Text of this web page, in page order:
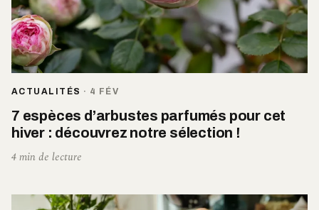
ACTUALITÉS · 4 FÉV
7 espèces d’arbustes parfumés pour cet
hiver : découvrez notre sélection !
4 min de lecture